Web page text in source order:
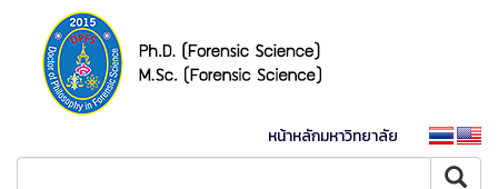
หน้าหลักมหาวิทยาลัย